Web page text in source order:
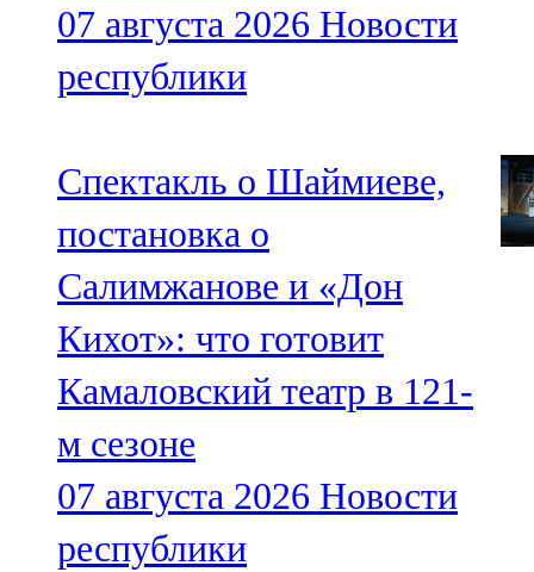
07 августа 2026 Новости
республики
Спектакль о Шаймиеве,
постановка о
Салимжанове и «Дон
Кихот»: что готовит
Камаловский театр в 121-
м сезоне
07 августа 2026 Новости
республики